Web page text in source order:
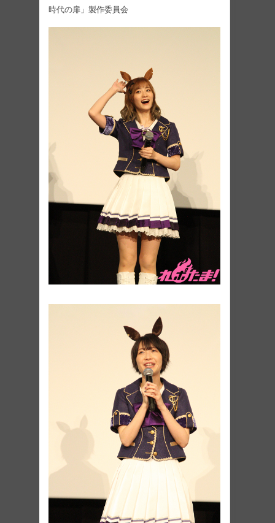
時代の扉」製作委員会